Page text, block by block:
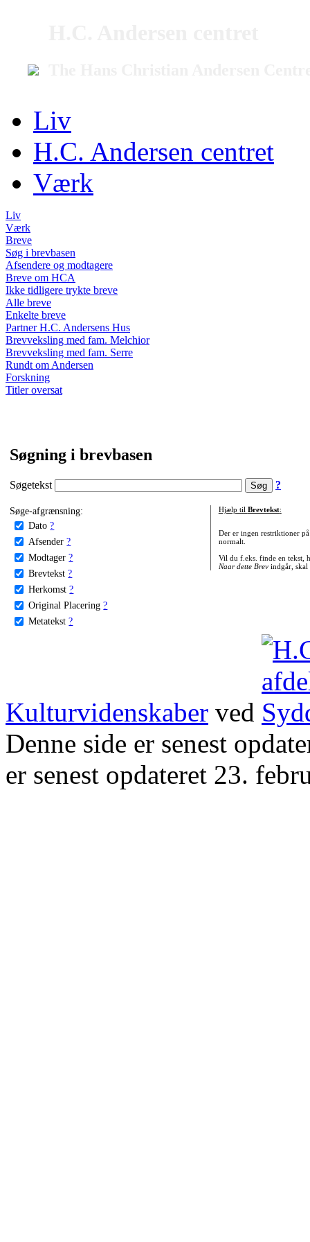
Liv
H.C. Andersen centret
Værk
Liv
Værk
Breve
Søg i brevbasen
Afsendere og modtagere
Breve om HCA
Ikke tidligere trykte breve
Alle breve
Enkelte breve
Partner H.C. Andersens Hus
Brevveksling med fam. Melchior
Brevveksling med fam. Serre
Rundt om Andersen
Forskning
Titler oversat
Søgning i brevbasen
Søgetekst ?
Søge-afgrænsning:
Dato ?
Afsender ?
Modtager ?
Brevtekst ?
Herkomst ?
Original Placering ?
Metatekst ?
Hjælp til Brevtekst:
Der er ingen restriktioner
normalt.
Vil du f.eks. finde en tekst,
Naar dette Brevindgår, skal
Kulturvidenskaber ved
Denne side er senest
er senest opdateret 23.